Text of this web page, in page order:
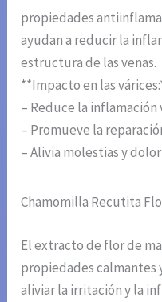
propiedades
ayudan a reducir la
estructura de las venas.
**Impacto en las
– Reduce la inflamación
– Promueve la
– Alivia molestias y dolor
Chamomilla Recutita
El extracto de flor de
propiedades calmantes
aliviar la irritación y la